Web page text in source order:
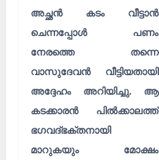
അച്ഛൻ കടം വീട്ടാൻ
ചെന്നപ്പോൾ പണം
നേരത്തെ തന്നെ
വാസുദേവൻ വീട്ടിയതായി
അദ്ദേഹം അറിയിച്ചു. ആ
കടക്കാരൻ പിൽക്കാലത്ത്
ഭഗവദ്ഭക്തനായി
മാറുകയും മോക്ഷം